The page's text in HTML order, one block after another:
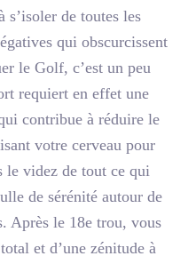
s’isoler de toutes les
qui obscurcissent
le Golf, c’est un peu
requiert en effet une
contribue à réduire le
votre cerveau pour
le videz de tout ce qui
de sérénité autour de
Après le 18e trou, vous
et d’une zénitude à